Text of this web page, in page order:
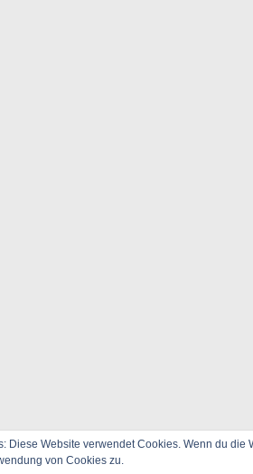
Diese Website verwendet Cookies. Wenn du die
von Cookies zu.